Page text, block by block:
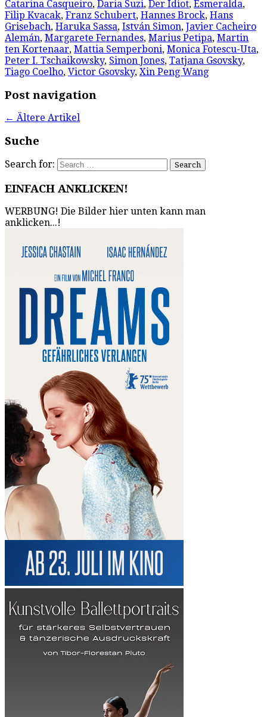
Catarina Casqueiro, Daria Suzi, Der Idiot, Esmeralda,
Filip Kvacak, Franz Schubert, Hannes Brock, Hans
Grisebach, Haruka Sassa, István Simon, Javier Cacheiro
Alemán, Margarete Fernandes, Marius Petipa, Martin
ten Kortenaar, Mattia Semperboni, Monica Fotescu-Uta,
Peter I. Tschaikowsky, Simon Jones, Tatjana Gsovsky,
Tiago Coelho, Victor Gsovsky, Xin Peng Wang
Post navigation
← Ältere Artikel
Suche
Search for:
EINFACH ANKLICKEN!
WERBUNG! Die Bilder hier unten kann man
anklicken...!